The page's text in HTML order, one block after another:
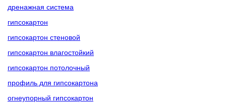
дренажная система
гипсокартон
гипсокартон стеновой
гипсокартон влагостойкий
гипсокартон потолочный
профиль для гипсокартона
огнеупорный гипсокартон